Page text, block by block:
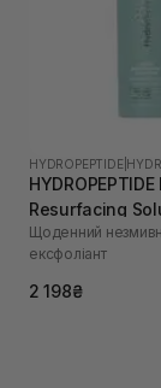
HYDROPEPTIDE
Resurfacing
Щоденний
ексфоліант
2 198₴